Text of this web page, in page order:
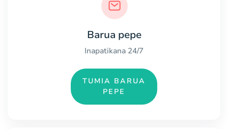
Barua pepe
Inapatikana 24/7
TUMIA BARUA
PEPE